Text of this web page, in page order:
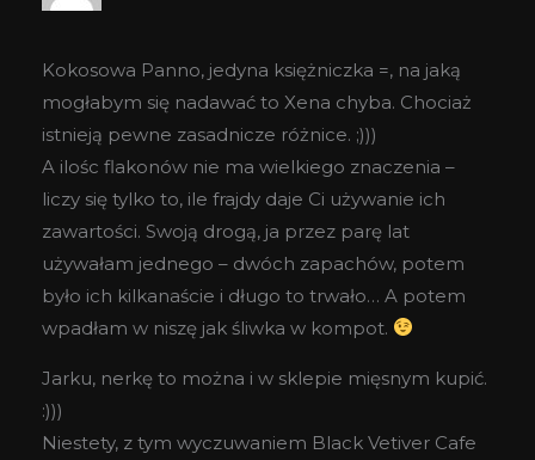
Kokosowa Panno, jedyna księżniczka =, na jaką
mogłabym się nadawać to Xena chyba. Chociaż
istnieją pewne zasadnicze różnice. ;)))
A ilośc flakonów nie ma wielkiego znaczenia –
liczy się tylko to, ile frajdy daje Ci używanie ich
zawartości. Swoją drogą, ja przez parę lat
używałam jednego – dwóch zapachów, potem
było ich kilkanaście i długo to trwało… A potem
wpadłam w niszę jak śliwka w kompot.
Jarku, nerkę to można i w sklepie mięsnym kupić.
:)))
Niestety, z tym wyczuwaniem Black Vetiver Cafe